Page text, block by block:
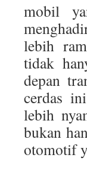
mobil
lebih
tidak
depan
cerdas
lebih
bukan
otomotif